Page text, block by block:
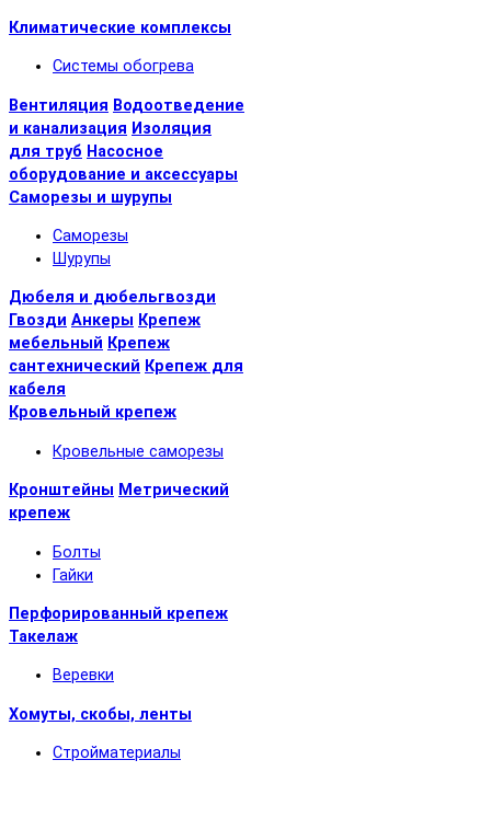
Климатические комплексы
Системы обогрева
Вентиляция Водоотведение
и канализация Изоляция
для труб Насосное
оборудование и аксессуары
Саморезы и шурупы
Саморезы
Шурупы
Дюбеля и дюбельгвозди
Гвозди Анкеры Крепеж
мебельный Крепеж
сантехнический Крепеж для
кабеля
Кровельный крепеж
Кровельные саморезы
Кронштейны Метрический
крепеж
Болты
Гайки
Перфорированный крепеж
Такелаж
Веревки
Хомуты, скобы, ленты
Стройматериалы